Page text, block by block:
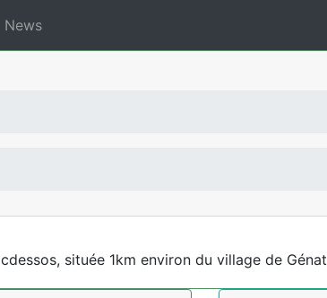
News
située 1km environ du village de Génat